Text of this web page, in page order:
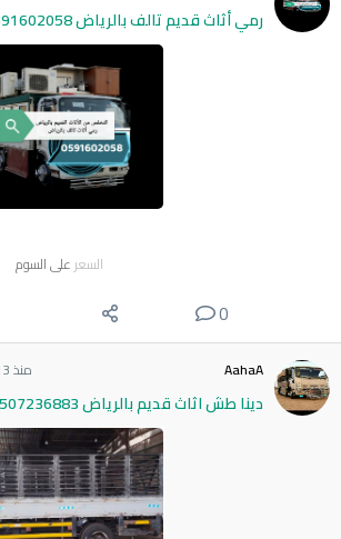
رمي أثاث قديم تالف بالرياض 0591602058
السعر على السوم
0
AahaA منذ 13 ساعة
دينا طش اثاث قديم بالرياض 0507236883